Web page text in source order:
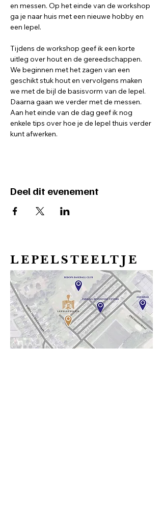
en messen. Op het einde van de workshop
ga je naar huis met een nieuwe hobby en
een lepel.
Tijdens de workshop geef ik een korte
uitleg over hout en de gereedschappen.
We beginnen met het zagen van een
geschikt stuk hout en vervolgens maken
we met de bijl de basisvorm van de lepel.
Daarna gaan we verder met de messen.
Aan het einde van de dag geef ik nog
enkele tips over hoe je de lepel thuis verder
kunt afwerken.
Deel dit evenement
LEPELSTEELTJE